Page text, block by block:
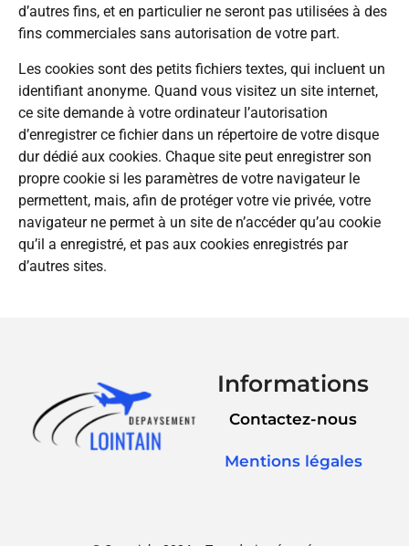
d’autres fins, et en particulier ne seront pas utilisées à des
fins commerciales sans autorisation de votre part.
Les cookies sont des petits fichiers textes, qui incluent un
identifiant anonyme. Quand vous visitez un site internet,
ce site demande à votre ordinateur l’autorisation
d’enregistrer ce fichier dans un répertoire de votre disque
dur dédié aux cookies. Chaque site peut enregistrer son
propre cookie si les paramètres de votre navigateur le
permettent, mais, afin de protéger votre vie privée, votre
navigateur ne permet à un site de n’accéder qu’au cookie
qu’il a enregistré, et pas aux cookies enregistrés par
d’autres sites.
Informations
Contactez-nous
Mentions légales